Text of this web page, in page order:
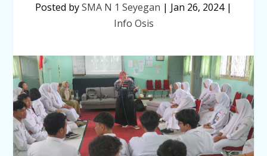
Posted bySMA N 1 Seyegan | Jan 26, 2024|
Info Osis